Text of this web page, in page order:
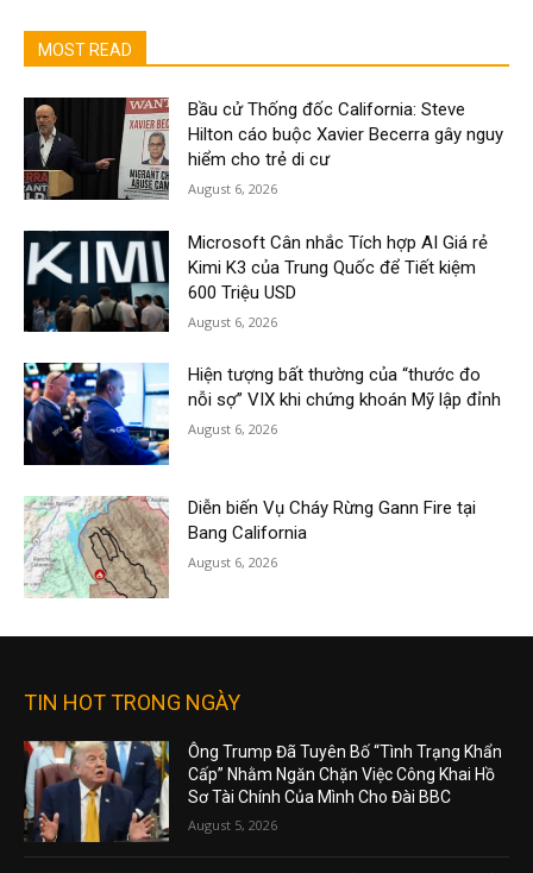
MOST READ
Bầu cử Thống đốc California: Steve
Hilton cáo buộc Xavier Becerra gây nguy
hiểm cho trẻ di cư
August 6, 2026
Microsoft Cân nhắc Tích hợp AI Giá rẻ
Kimi K3 của Trung Quốc để Tiết kiệm
600 Triệu USD
August 6, 2026
Hiện tượng bất thường của “thước đo
nỗi sợ” VIX khi chứng khoán Mỹ lập đỉnh
August 6, 2026
Diễn biến Vụ Cháy Rừng Gann Fire tại
Bang California
August 6, 2026
TIN HOT TRONG NGÀY
Ông Trump Đã Tuyên Bố “Tình Trạng Khẩn
Cấp” Nhằm Ngăn Chặn Việc Công Khai Hồ
Sơ Tài Chính Của Mình Cho Đài BBC
August 5, 2026